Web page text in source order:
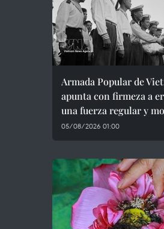
Armada Popular de
apunta con firmeza a
una fuerza regular y
05/08/2026 01:00